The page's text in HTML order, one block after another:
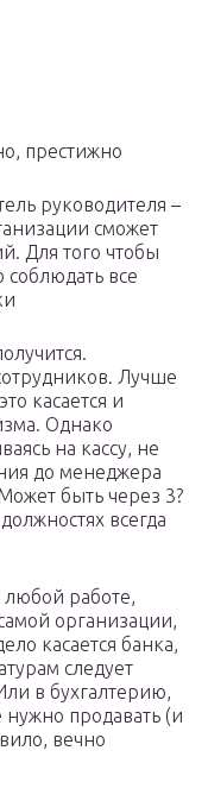
престижно
руководителя –
сможет
Для того чтобы
соблюдать все
Лучше
касается и
Однако
на кассу, не
до менеджера
быть через 3?
всегда
работе,
организации,
касается банка,
следует
в бухгалтерию,
нужно продавать (и
вечно